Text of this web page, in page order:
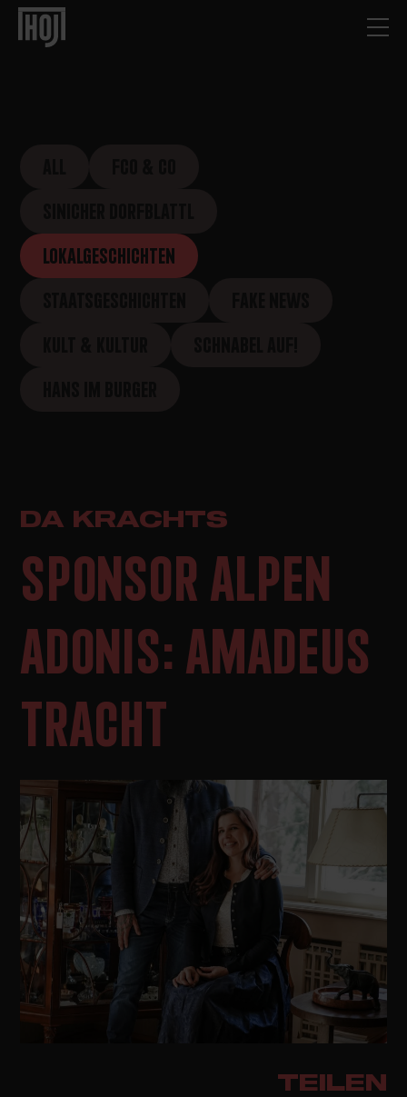
LOKALGESCHICHTEN
DA KRACHTS
SPONSOR ALPEN
ADONIS: AMADEUS
TRACHT
TEILEN